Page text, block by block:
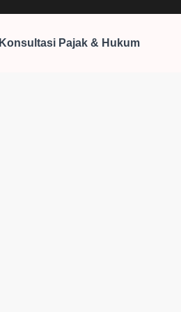
Konsultasi Pajak & Hukum